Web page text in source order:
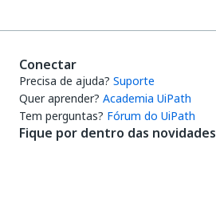
Conectar
Precisa de ajuda? Suporte
Quer aprender? Academia UiPath
Tem perguntas? Fórum do UiPath
Fique por dentro das novidades